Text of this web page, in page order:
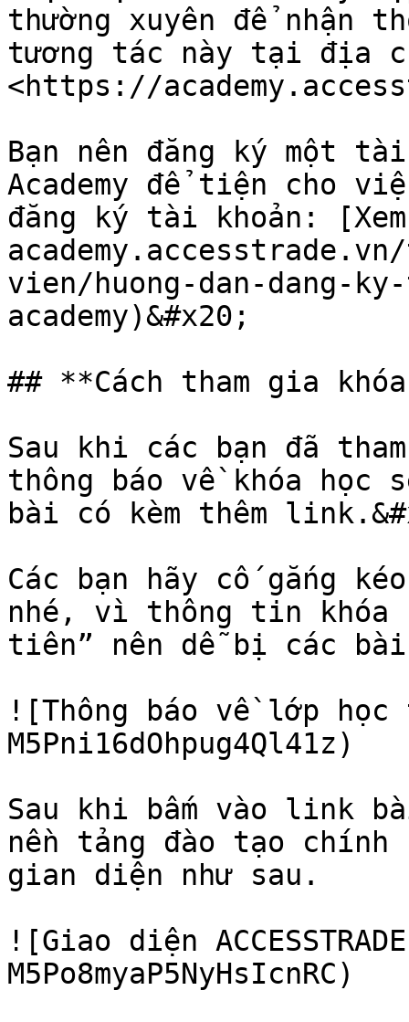
thường xuyên để nhận
tương tác này tại địa
<https://
Bạn nên đăng ký một tài
Academy để tiện cho
đăng ký tài khoản:
vien/huong-dan-dang-
academy)&#x20;
## **Cách tham gia
Sau khi các bạn đã
thông báo về khóa học
bài có kèm thêm
Các bạn hãy cố gắng
nhé, vì thông tin khóa
tiên” nên dễ bị các
![Thông báo về lớp
M5Pni16dOhpug4Ql41z)
Sau khi bấm vào link
nền tảng đào tạo chính -
gian diện như sau.
![Giao diện
M5Po8myaP5NyHsIcnRC)